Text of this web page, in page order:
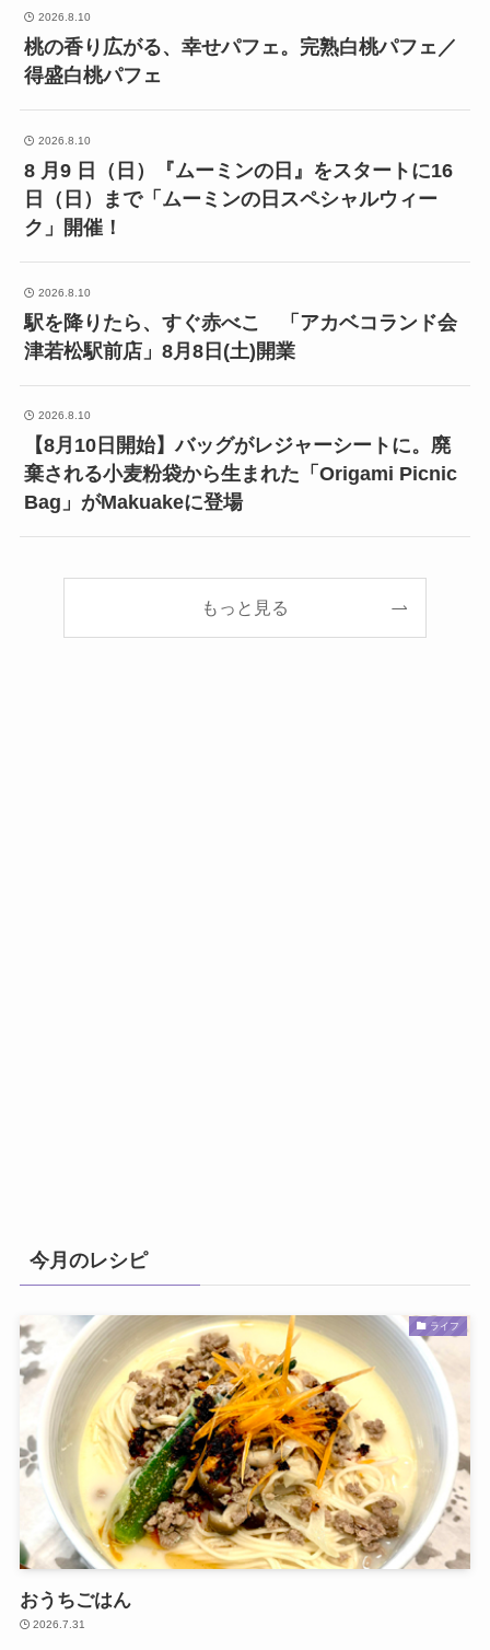
2026.8.10
桃の香り広がる、幸せパフェ。完熟白桃パフェ／
得盛白桃パフェ
2026.8.10
8 月9 日（日）『ムーミンの日』をスタートに16
日（日）まで「ムーミンの日スペシャルウィー
ク」開催！
2026.8.10
駅を降りたら、すぐ赤べこ 「アカベコランド会
津若松駅前店」8月8日(土)開業
2026.8.10
【8月10日開始】バッグがレジャーシートに。廃
棄される小麦粉袋から生まれた「Origami Picnic
Bag」がMakuakeに登場
もっと見る
今月のレシピ
ライフ
おうちごはん
2026.7.31